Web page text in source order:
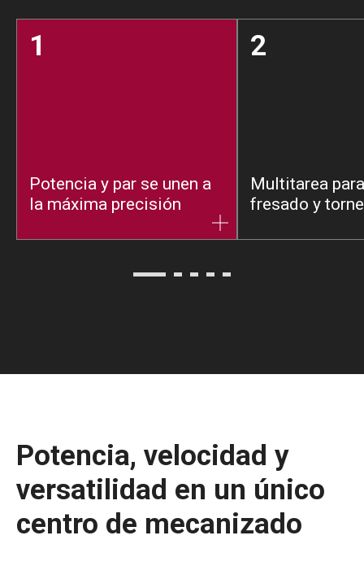
1
Potencia y par se unen a
la máxima precisión
2
Multitarea
fresado y
Potencia, velocidad y
versatilidad en un único
centro de mecanizado